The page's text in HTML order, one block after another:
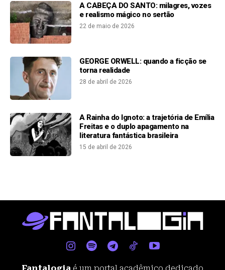
A CABEÇA DO SANTO: milagres, vozes
e realismo mágico no sertão
22 de maio de 2026
GEORGE ORWELL: quando a ficção se
torna realidade
28 de abril de 2026
A Rainha do Ignoto: a trajetória de Emília
Freitas e o duplo apagamento na
literatura fantástica brasileira
15 de abril de 2026
Fantalogia é um portal acadêmico dedicado